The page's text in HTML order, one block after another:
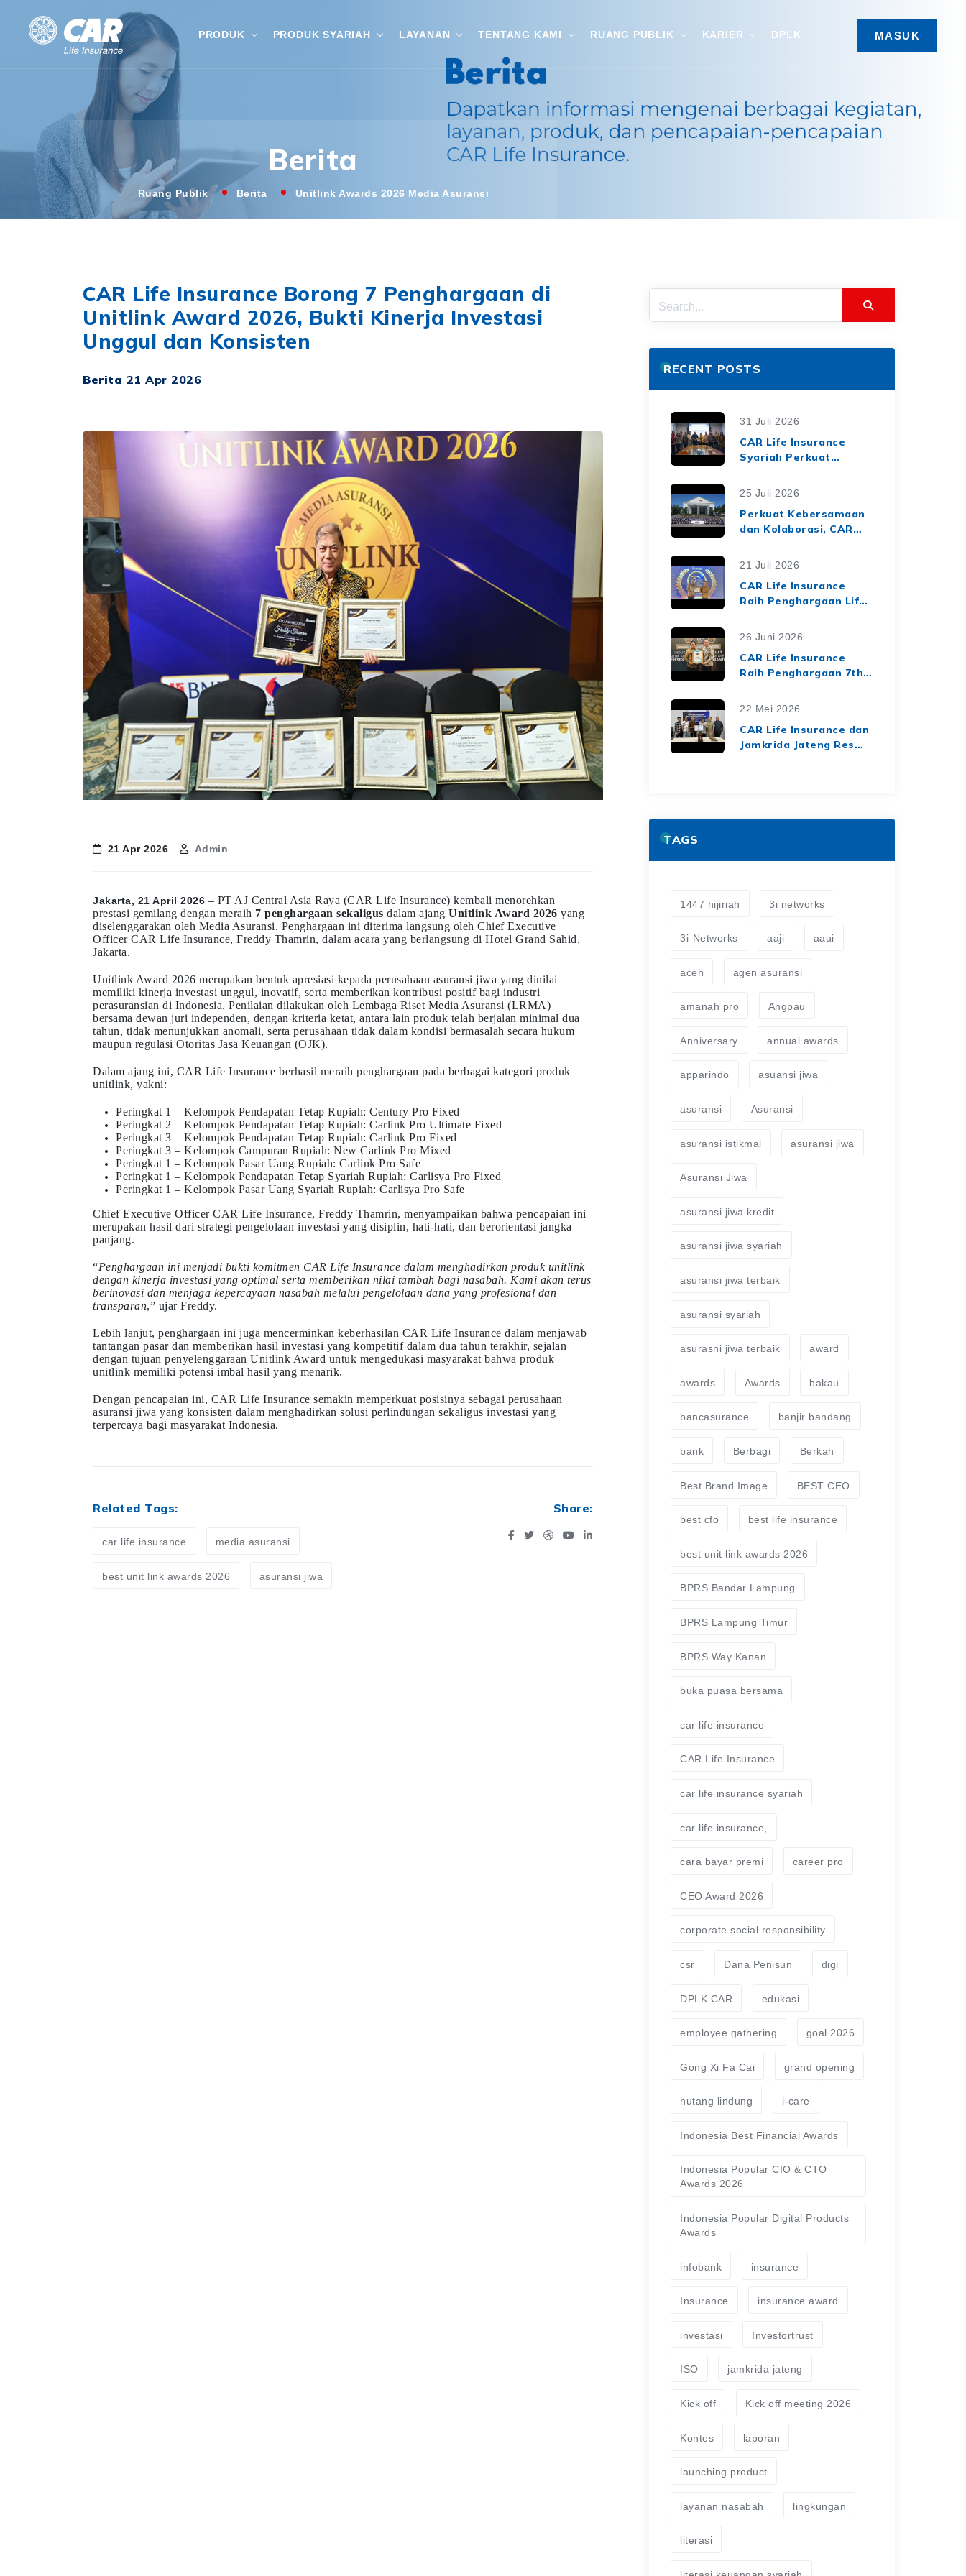
PRODUK PRODUK SYARIAH LAYANAN TENTANG KAMI RUANG PUBLIK KARIER DPLK MASUK
Berita
Ruang Publik Berita Unitlink Awards 2026 Media Asuransi
CAR Life Insurance Borong 7 Penghargaan di
Unitlink Award 2026, Bukti Kinerja Investasi
Unggul dan Konsisten
Berita 21 Apr 2026
21 Apr 2026 Admin
Jakarta, 21 April 2026 – PT AJ Central Asia Raya (CAR Life Insurance) kembali menorehkan
prestasi gemilang dengan meraih 7 penghargaan sekaligus dalam ajangUnitlink Award 2026 yang
diselenggarakan oleh Media Asuransi. Penghargaan ini diterima langsung oleh Chief Executive
Officer CAR Life Insurance, Freddy Thamrin, dalam acara yang berlangsung di Hotel Grand Sahid,
Jakarta.
Unitlink Award 2026 merupakan bentuk apresiasi kepada perusahaan asuransi jiwa yang dinilai
memiliki kinerja investasi unggul, inovatif, serta memberikan kontribusi positif bagi industri
perasuransian di Indonesia. Penilaian dilakukan oleh Lembaga Riset Media Asuransi (LRMA)
bersama dewan juri independen, dengan kriteria ketat, antara lain produk telah berjalan minimal dua
tahun, tidak menunjukkan anomali, serta perusahaan tidak dalam kondisi bermasalah secara hukum
maupun regulasi Otoritas Jasa Keuangan (OJK).
Dalam ajang ini, CAR Life Insurance berhasil meraih penghargaan pada berbagai kategori produk
unitlink, yakni:
Peringkat 1 – Kelompok Pendapatan Tetap Rupiah: Century Pro Fixed
Peringkat 2 – Kelompok Pendapatan Tetap Rupiah: Carlink Pro Ultimate Fixed
Peringkat 3 – Kelompok Pendapatan Tetap Rupiah: Carlink Pro Fixed
Peringkat 3 – Kelompok Campuran Rupiah: New Carlink Pro Mixed
Peringkat 1 – Kelompok Pasar Uang Rupiah: Carlink Pro Safe
Peringkat 1 – Kelompok Pendapatan Tetap Syariah Rupiah: Carlisya Pro Fixed
Peringkat 1 – Kelompok Pasar Uang Syariah Rupiah: Carlisya Pro Safe
Chief Executive Officer CAR Life Insurance, Freddy Thamrin, menyampaikan bahwa pencapaian ini
merupakan hasil dari strategi pengelolaan investasi yang disiplin, hati-hati, dan berorientasi jangka
panjang.
“Penghargaan ini menjadi bukti komitmen CAR Life Insurance dalam menghadirkan produk unitlink
dengan kinerja investasi yang optimal serta memberikan nilai tambah bagi nasabah. Kami akan terus
berinovasi dan menjaga kepercayaan nasabah melalui pengelolaan dana yang profesional dan
transparan,” ujar Freddy.
Lebih lanjut, penghargaan ini juga mencerminkan keberhasilan CAR Life Insurance dalam menjawab
tantangan pasar dan memberikan hasil investasi yang kompetitif dalam dua tahun terakhir, sejalan
dengan tujuan penyelenggaraan Unitlink Award untuk mengedukasi masyarakat bahwa produk
unitlink memiliki potensi imbal hasil yang menarik.
Dengan pencapaian ini, CAR Life Insurance semakin memperkuat posisinya sebagai perusahaan
asuransi jiwa yang konsisten dalam menghadirkan solusi perlindungan sekaligus investasi yang
terpercaya bagi masyarakat Indonesia.
Related Tags:
car life insurance media asuransi
best unit link awards 2026 asuransi jiwa
Share:
RECENT POSTS
31 Juli 2026
CAR Life Insurance
Syariah Perkuat
Syariah melalui Kerja
Syariah dengan Tiga
BPRS di Lampung
25 Juli 2026
Perkuat Kebersamaan
dan Kolaborasi, CAR
Employee Gathering
"Harmoni Nusantara,
Sinergi Berkelanjutan"
21 Juli 2026
CAR Life Insurance
Raih Penghargaan Life
Market Leaders 2026
26 Juni 2026
CAR Life Insurance
Raih Penghargaan 7th
Companies Awards
Keuangan yang Solid
dan Berkelanjutan
22 Mei 2026
CAR Life Insurance dan
Jamkrida Jateng Resmi
TAGS
1447 hijiriah 3i networks
3i-Networks aaji aaui
aceh agen asuransi
amanah pro Angpau
Anniversary annual awards
apparindo asuansi jiwa
asuransi Asuransi
asuransi istikmal asuransi jiwa
Asuransi Jiwa
asuransi jiwa kredit
asuransi jiwa syariah
asuransi jiwa terbaik
asuransi syariah
asurasni jiwa terbaik award
awards Awards bakau
bancasurance banjir bandang
bank Berbagi Berkah
Best Brand Image BEST CEO
best cfo best life insurance
best unit link awards 2026
BPRS Bandar Lampung
BPRS Lampung Timur
BPRS Way Kanan
buka puasa bersama
car life insurance
CAR Life Insurance
car life insurance syariah
car life insurance,
cara bayar premi career pro
CEO Award 2026
corporate social responsibility
csr Dana Penisun digi
DPLK CAR edukasi
employee gathering goal 2026
Gong Xi Fa Cai grand opening
hutang lindung i-care
Indonesia Best Financial Awards
Indonesia Popular CIO & CTO
Awards 2026
Indonesia Popular Digital Products
Awards
infobank insurance
Insurance insurance award
investasi Investortrust
ISO jamkrida jateng
Kick off Kick off meeting 2026
Kontes laporan
launching product
layanan nasabah lingkungan
literasi
literasi keuangan syariah